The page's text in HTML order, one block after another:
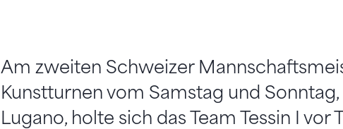
Am zweiten Schweizer
Kunstturnen vom Samstag und Sonntag,
Lugano, holte sich das Team Tessin I vor